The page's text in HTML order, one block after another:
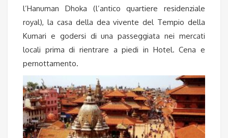
l’Hanuman Dhoka (l’antico quartiere residenziale
royal), la casa della dea vivente del Tempio della
Kumari e godersi di una passeggiata nei mercati
locali prima di rientrare a piedi in Hotel. Cena e
pernottamento.